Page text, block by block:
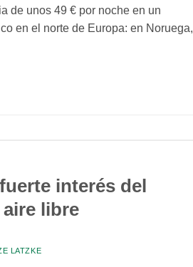
de unos 49 € por noche en un
en el norte de Europa: en Noruega,
interés del
libre
LATZKE